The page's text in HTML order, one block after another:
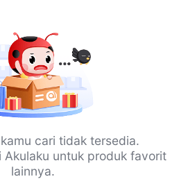
cari tidak tersedia.
Akulaku untuk produk favorit
lainnya.